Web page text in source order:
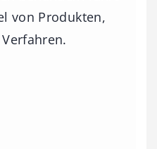
von Produkten,